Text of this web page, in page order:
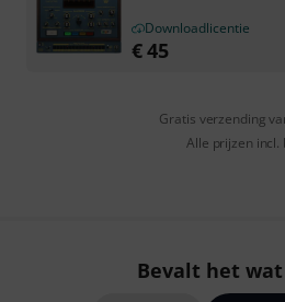
Downloadlicentie
€45
Gratis verzending
Alle prijzen incl.
Bevalt het